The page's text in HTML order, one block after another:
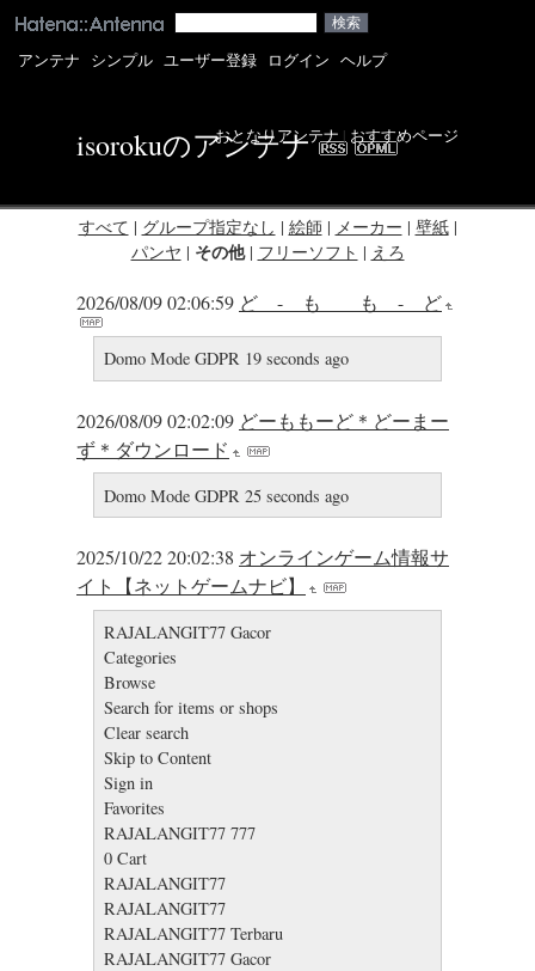
アンテナ シンプル ユーザー登録 ログイン ヘルプ
isorokuのアンテナ
すべて | グループ指定なし | 絵師 | メーカー | 壁紙|
パンヤ | その他| フリーソフト | えろ
おとなりアンテナ | おすすめページ
2026/08/09 02:06:59 ど - も も - ど
Domo Mode GDPR 19 seconds ago
2026/08/09 02:02:09 どーももーど＊どーまー
ず＊ダウンロード
Domo Mode GDPR 25 seconds ago
2025/10/22 20:02:38 オンラインゲーム情報サ
イト【ネットゲームナビ】
RAJALANGIT77 Gacor
Categories
Browse
Search for items or shops
Clear search
Skip to Content
Sign in
Favorites
RAJALANGIT77 777
0 Cart
RAJALANGIT77
RAJALANGIT77
RAJALANGIT77 Terbaru
RAJALANGIT77 Gacor